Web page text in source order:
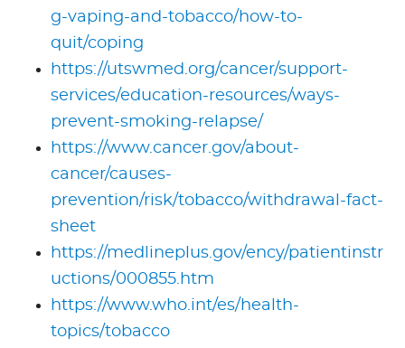
g-vaping-and-tobacco/how-to-
quit/coping
https://utswmed.org/cancer/support-
services/education-resources/ways-
prevent-smoking-relapse/
https://www.cancer.gov/about-
cancer/causes-
prevention/risk/tobacco/withdrawal-fact-
sheet
https://medlineplus.gov/ency/patientinstr
uctions/000855.htm
https://www.who.int/es/health-
topics/tobacco